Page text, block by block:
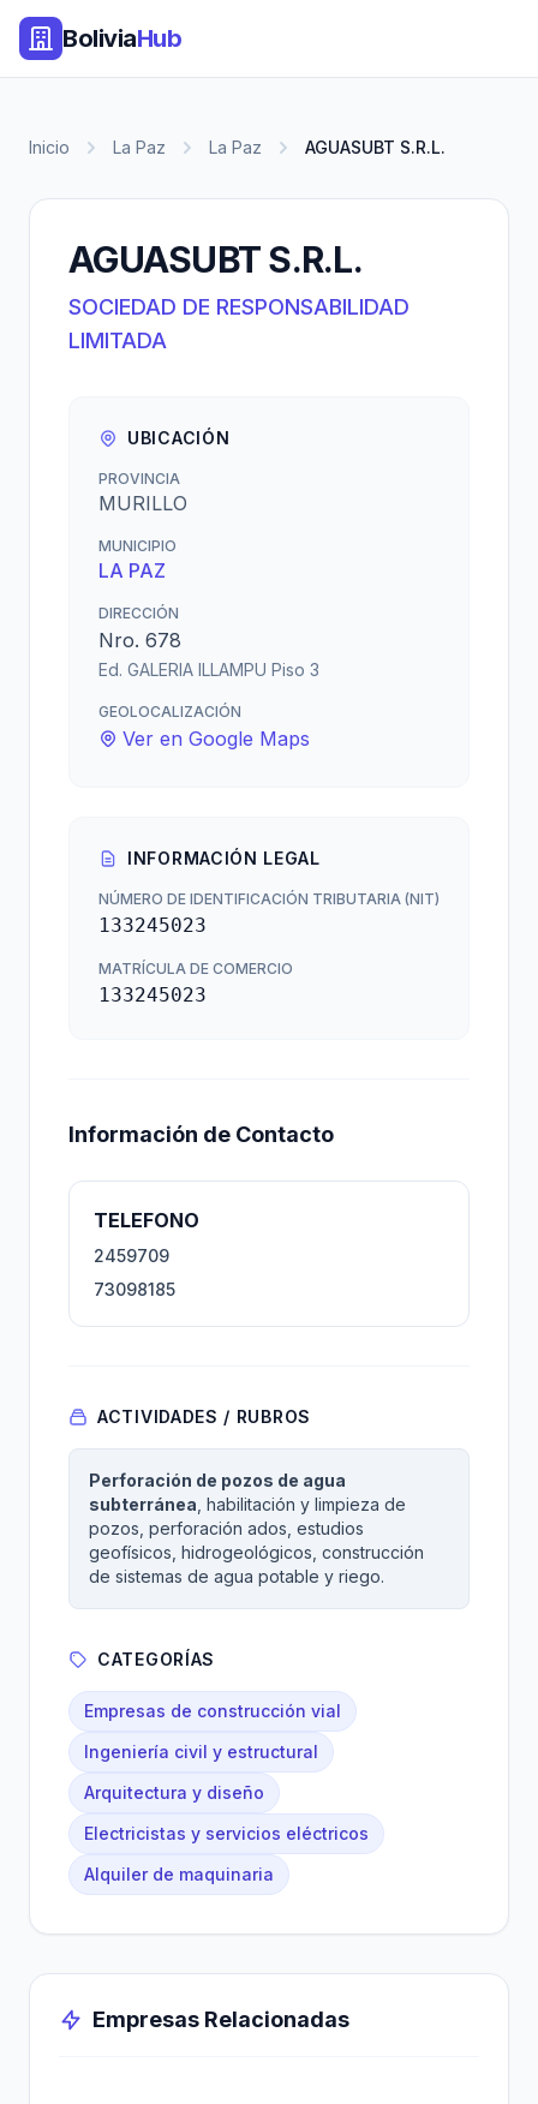
BoliviaHub
Inicio La Paz La Paz AGUASUBT S.R.L.
AGUASUBT S.R.L.
SOCIEDAD DE RESPONSABILIDAD
LIMITADA
UBICACIÓN
PROVINCIA
MURILLO
MUNICIPIO
LA PAZ
DIRECCIÓN
Nro. 678
Ed. GALERIA ILLAMPU Piso 3
GEOLOCALIZACIÓN
Ver en Google Maps
INFORMACIÓN LEGAL
NÚMERO DE IDENTIFICACIÓN TRIBUTARIA (NIT)
133245023
MATRÍCULA DE COMERCIO
133245023
Información de Contacto
TELEFONO
2459709
73098185
ACTIVIDADES / RUBROS
Perforación de pozos de agua
subterránea , habilitación y limpieza de
pozos, perforación ados, estudios
geofísicos, hidrogeológicos, construcción
de sistemas de agua potable y riego.
CATEGORÍAS
Empresas de construcción vial
Ingeniería civil y estructural
Arquitectura y diseño
Electricistas y servicios eléctricos
Alquiler de maquinaria
Empresas Relacionadas